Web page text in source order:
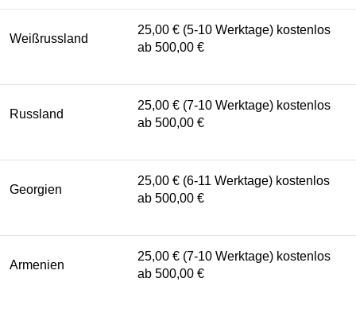
Weißrussland
25,00 € (5-10 Werktage) kostenlos
ab 500,00 €
Russland
25,00 € (7-10 Werktage) kostenlos
ab 500,00 €
Georgien
25,00 € (6-11 Werktage) kostenlos
ab 500,00 €
Armenien
25,00 € (7-10 Werktage) kostenlos
ab 500,00 €